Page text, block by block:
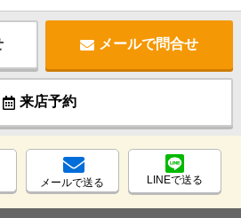
メールで問合せ
来店予約
メールで送る LINEで送る